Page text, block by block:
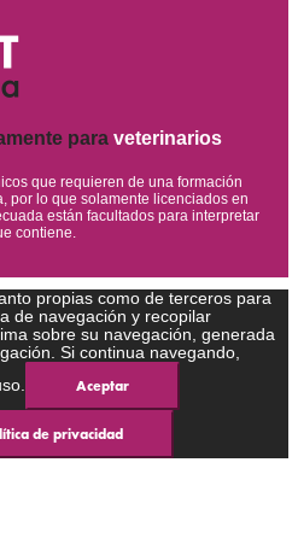
para veterinarios
que requieren de una formación
por lo que solamente licenciados en
están facultados para interpretar
contiene.
propias como de terceros para
de navegación y recopilar
sobre su navegación, generada
Si continua navegando,
Aceptar
de privacidad